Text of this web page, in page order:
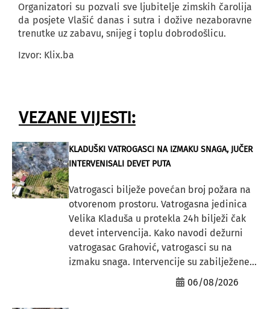
Organizatori su pozvali sve ljubitelje zimskih čarolija
da posjete Vlašić danas i sutra i dožive nezaboravne
trenutke uz zabavu, snijeg i toplu dobrodošlicu.
Izvor: Klix.ba
VEZANE VIJESTI:
KLADUŠKI VATROGASCI NA IZMAKU SNAGA, JUČER
INTERVENISALI DEVET PUTA
Vatrogasci bilježe povećan broj požara na
otvorenom prostoru. Vatrogasna jedinica
Velika Kladuša u protekla 24h bilježi čak
devet intervencija. Kako navodi dežurni
vatrogasac Grahović, vatrogasci su na
izmaku snaga. Intervencije su zabilježene...
06/08/2026